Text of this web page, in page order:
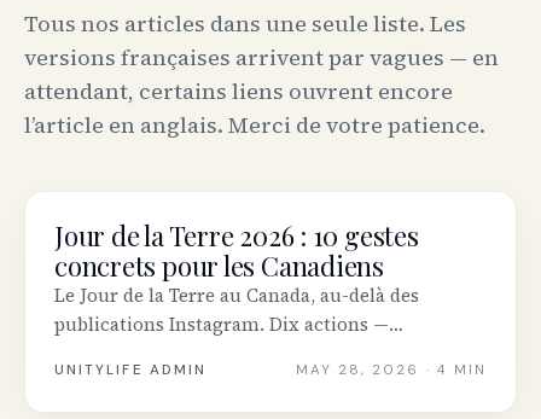
Tous nos articles dans une seule liste. Les
versions françaises arrivent par vagues — en
attendant, certains liens ouvrent encore
l’article en anglais. Merci de votre patience.
SUSTAINABILITY
Jour de la Terre 2026 : 10 gestes
concrets pour les Canadiens
Le Jour de la Terre au Canada, au-delà des
publications Instagram. Dix actions —
réellement bouger l’aiguille climatique.
UNITYLIFE ADMIN MAY 28, 2026 · 4 MIN